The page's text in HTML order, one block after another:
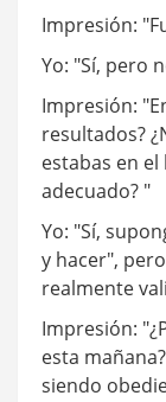
Impresión:
Yo: "Sí, pero
Impresión:
resultados?
estabas en
adecuado? "
Yo: "Sí,
y hacer",
realmente
Impresión:
esta
siendo